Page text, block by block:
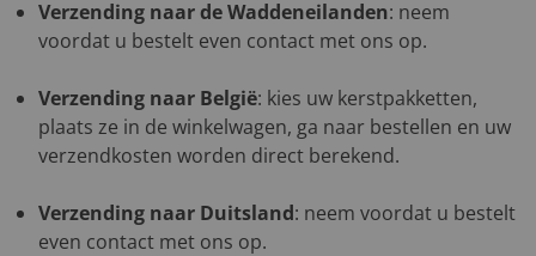
Verzending naar de Waddeneilanden: neem
voordat u bestelt even contact met ons op.
Verzending naar België: kies uw kerstpakketten,
plaats ze in de winkelwagen, ga naar bestellen en uw
verzendkosten worden direct berekend.
Verzending naar Duitsland: neem voordat u bestelt
even contact met ons op.